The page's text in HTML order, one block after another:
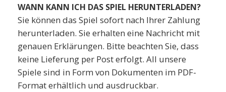
WANN KANN ICH DAS SPIEL HERUNTERLADEN?
Sie können das Spiel sofort nach Ihrer Zahlung
herunterladen. Sie erhalten eine Nachricht mit
genauen Erklärungen. Bitte beachten Sie, dass
keine Lieferung per Post erfolgt. All unsere
Spiele sind in Form von Dokumenten im PDF-
Format erhältlich und ausdruckbar.